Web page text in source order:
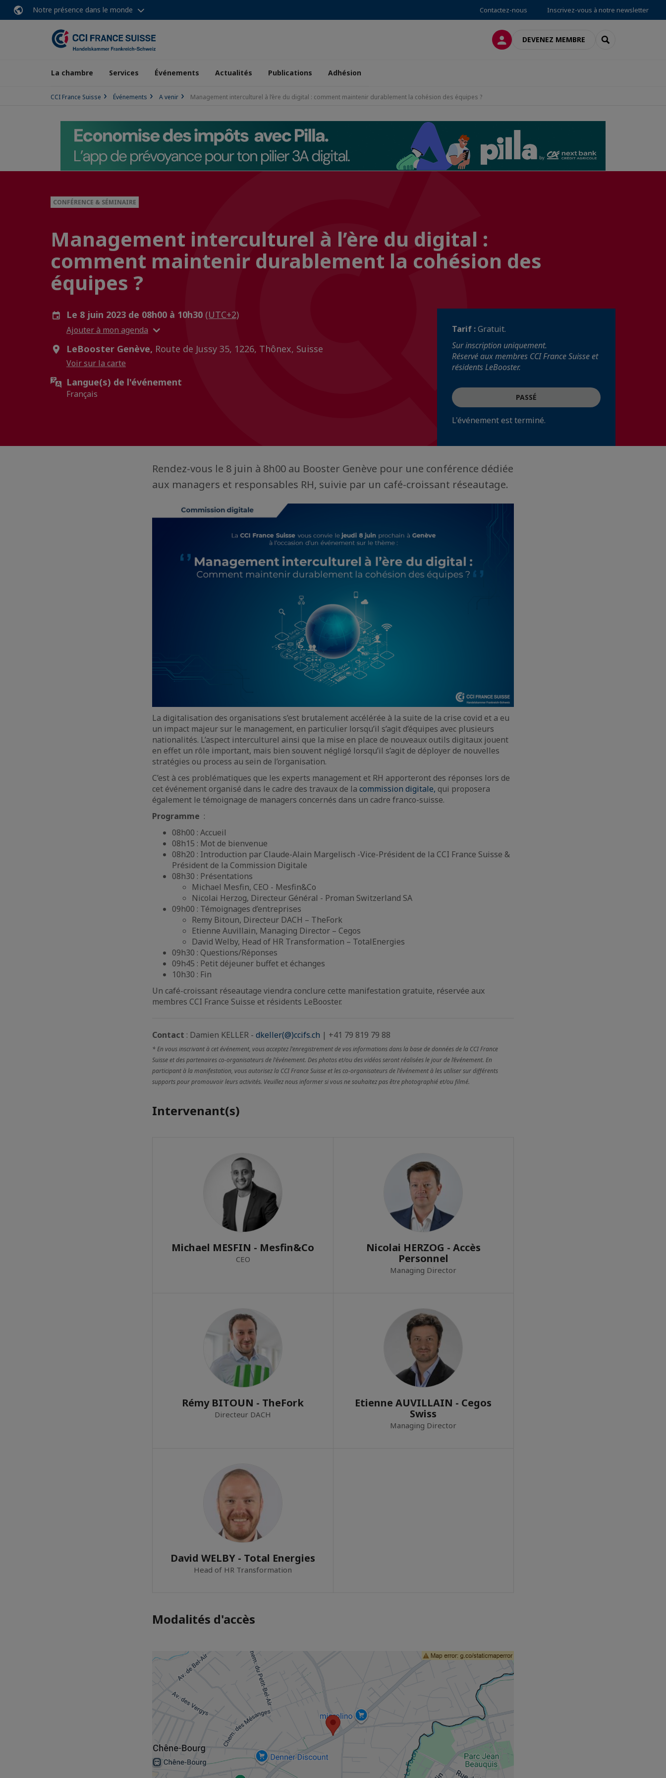
Notre présence dans le monde Contactez-nous Inscrivez-vous à notre newsletter
CONNEXIONDEVENEZ MEMBRE RECHERCHER
La chambre Services Événements Actualités Publications Adhésion
CCI France Suisse Événements A venir Management interculturel à l’ère du digital : comment maintenir durablement la cohésion des équipes ?
CONFÉRENCE & SÉMINAIRE
Management interculturel à l’ère du digital :
comment maintenir durablement la cohésion des
équipes ?
Le 8 juin 2023 de 08h00 à 10h30 (UTC+2)
Ajouter à mon agenda
LeBooster Genève, Route de Jussy 35, 1226, Thônex, Suisse
Voir sur la carte
Langue(s) de l'événement
Français
Tarif :Gratuit.
Sur inscription uniquement.
Réservé aux membres CCI France Suisse et
résidents LeBooster.
PASSÉ
L'événement est terminé.
Rendez-vous le 8 juin à 8h00 au Booster Genève pour une conférence dédiée
aux managers et responsables RH, suivie par un café-croissant réseautage.
La digitalisation des organisations s’est brutalement accélérée à la suite de la crise covid et a eu
un impact majeur sur le management, en particulier lorsqu’il s’agit d’équipes avec plusieurs
nationalités. L’aspect interculturel ainsi que la mise en place de nouveaux outils digitaux jouent
en effet un rôle important, mais bien souvent négligé lorsqu’il s’agit de déployer de nouvelles
stratégies ou process au sein de l’organisation.
C’est à ces problématiques que les experts management et RH apporteront des réponses lors de
cet événement organisé dans le cadre des travaux de la commission digitale, qui proposera
également le témoignage de managers concernés dans un cadre franco-suisse.
Programme :
08h00 : Accueil
08h15 : Mot de bienvenue
08h20 : Introduction par Claude-Alain Margelisch -Vice-Président de la CCI France Suisse &
Président de la Commission Digitale
08h30 : Présentations
Michael Mesfin, CEO - Mesfin&Co
Nicolai Herzog, Directeur Général - Proman Switzerland SA
09h00 : Témoignages d’entreprises
Remy Bitoun, Directeur DACH – TheFork
Etienne Auvillain, Managing Director – Cegos
David Welby, Head of HR Transformation – TotalEnergies
09h30 : Questions/Réponses
09h45 : Petit déjeuner buffet et échanges
10h30 : Fin
Un café-croissant réseautage viendra conclure cette manifestation gratuite, réservée aux
membres CCI France Suisse et résidents LeBooster.
Contact : Damien KELLER - dkeller(@)ccifs.ch | +41 79 819 79 88
* En vous inscrivant à cet événement, vous acceptez l'enregistrement de vos informations dans la base de données de la CCI France
Suisse et des partenaires co-organisateurs de l'événement. Des photos et/ou des vidéos seront réalisées le jour de l’événement. En
participant à la manifestation, vous autorisez la CCI France Suisse et les co-organisateurs de l'événement à les utiliser sur différents
supports pour promouvoir leurs activités. Veuillez nous informer si vous ne souhaitez pas être photographié et/ou filmé.
Intervenant(s)
Michael MESFIN - Mesfin&Co
CEO
Nicolai HERZOG - Accès
Personnel
Managing Director
Rémy BITOUN - TheFork
Directeur DACH
Etienne AUVILLAIN - Cegos
Swiss
Managing Director
David WELBY - Total Energies
Head of HR Transformation
Modalités d'accès